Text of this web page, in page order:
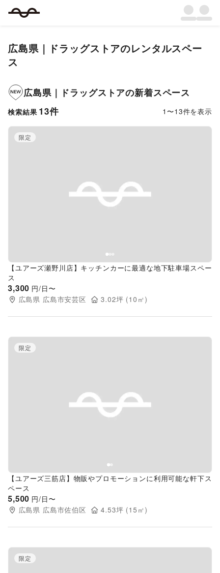
広島県｜ ドラッグストアのレンタルスペー
ス
広島県｜ ドラッグストアの新着スペース
検索結果 13件 1 〜13件を表示
Previous slide
限定
【ユアーズ瀬野川店】キッチンカーに最適な地下駐車場スペー
ス
3,300 円/日〜
広島県 広島市安芸区 3.02坪 (10 ㎡)
Previous slide
限定
【ユアーズ三筋店】物販やプロモーションに利用可能な軒下ス
ペース
5,500 円/日〜
広島県 広島市佐伯区 4.53坪 (15 ㎡)
限定